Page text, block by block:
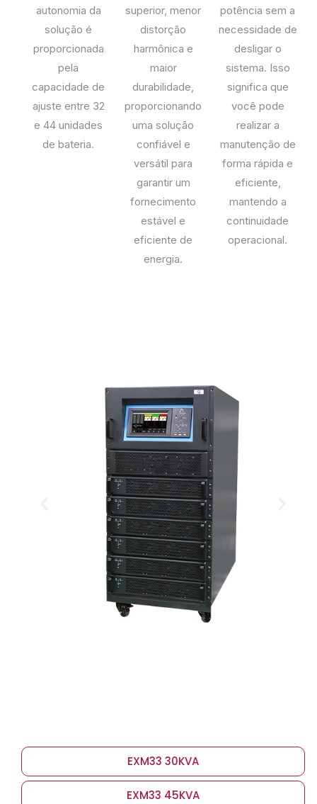
EXM33 30KVA
EXM33 45KVA
autonomia da
solução é
proporcionada
pela
capacidade de
ajuste entre 32
e 44 unidades
de bateria.
superior, menor
distorção
harmônica e
maior
durabilidade,
proporcionando
uma solução
confiável e
versátil para
garantir um
fornecimento
estável e
eficiente de
energia.
potência sem a
necessidade de
desligar o
sistema. Isso
significa que
você pode
realizar a
manutenção de
forma rápida e
eficiente,
mantendo a
continuidade
operacional.